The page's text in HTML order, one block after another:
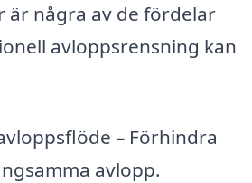
är några av de fördelar
avloppsrensning kan
– Förhindra
avlopp.